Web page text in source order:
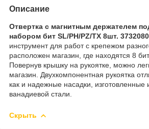
Описание
Отвертка с магнитным держателем
набором бит SL/PH/PZ/TX 8шт.
инструмент для работ с крепежом
расположен магазин, где находятся 8
Повернув крышку на рукоятке, можно
магазин. Двухкомпонентная рукоятка
как и надежные насадки,
ванадиевой стали.
Скрыть